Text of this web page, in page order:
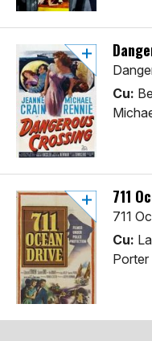
Cu:
711
711
Cu:
Porter